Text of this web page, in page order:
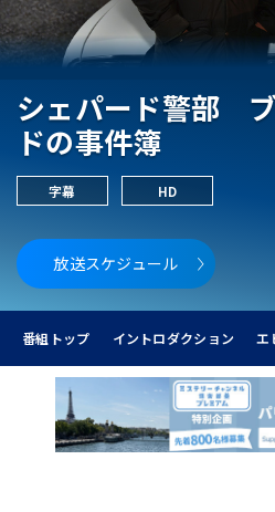
シェパード警部
ドの事件簿
字幕 HD
放送スケジュール
番組トップ イントロダクション エ